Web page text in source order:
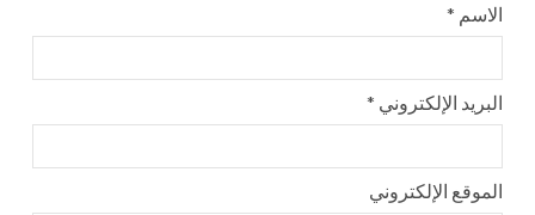
الاسم *
البريد الإلكتروني *
الموقع الإلكتروني